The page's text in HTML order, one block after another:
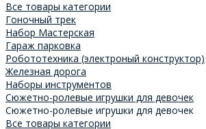
Все товары категории
Гоночный трек
Набор Мастерская
Гараж парковка
Робототехника (электроный конструктор)
Железная дорога
Наборы инструментов
Cюжетно-ролевые игрушки для девочек
Cюжетно-ролевые игрушки для девочек
Все товары категории